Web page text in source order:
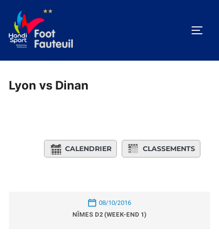
contenu
Lyon vs Dinan
CALENDRIER CLASSEMENTS
08/10/2016
NÎMES D2 (WEEK-END 1)